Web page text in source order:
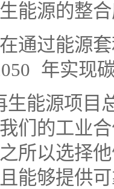
能源的整合
通过能源
年实现碳
生能源项目
们的工业
所以选择
能够提供